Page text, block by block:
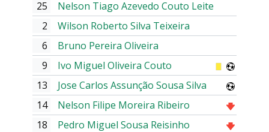
25
Nelson Tiago Azevedo Couto Leite
2
Wilson Roberto Silva Teixeira
6
Bruno Pereira Oliveira
9
Ivo Miguel Oliveira Couto
13
Jose Carlos Assunção Sousa Silva
14
Nelson Filipe Moreira Ribeiro
18
Pedro Miguel Sousa Reisinho